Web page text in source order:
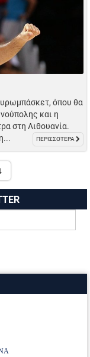
όπου θα
και η
στη Λιθουανία.
ΠΕΡΙΣΣΟΤΕΡΑ